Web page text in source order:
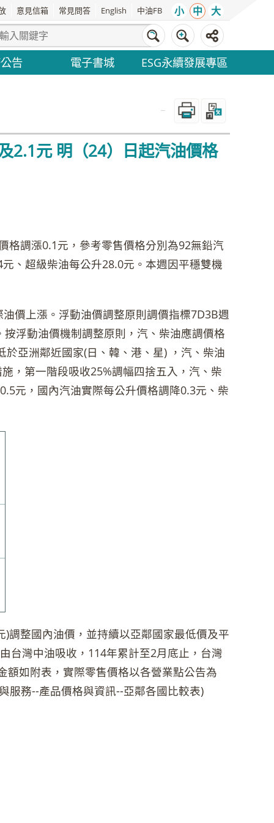
意見信箱 常見問答 English 中油FB 小 中 大
告 電子書城 ESG永續發展專區
2.1元 明（24）日起汽油價格
調漲0.1元，參考零售價格分別為92無鉛汽
、超級柴油每公升28.0元。本週因平穩雙機
價上漲。浮動油價調整原則調價指標7D3B週
浮動油價機制調整原則，汽、柴油應調價格
亞洲鄰近國家(日、韓、港、星) ，汽、柴油
，第一階段吸收25%調幅四捨五入，汽、柴
元，國內汽油實際每公升價格調降0.3元、柴
整國內油價，並持續以亞鄰國家最低價及平
台灣中油吸收，114年累計至2月底止，台灣
額如附表，實際零售價格以各營業點公告為
務--產品價格與資訊--亞鄰各國比較表)